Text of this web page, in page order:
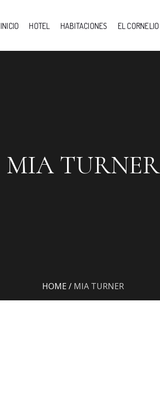
INICIO HOTEL HABITACIONES EL CORNELIO
MIA TURNER
HOME / MIA TURNER